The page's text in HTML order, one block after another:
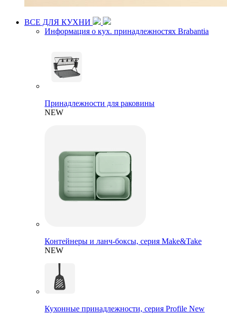
ВСЕ ДЛЯ КУХНИ
Информация о кух. принадлежностях Brabantia
Принадлежности для раковины
NEW
Контейнеры и ланч-боксы, серия Make&Take
NEW
Кухонные принадлежности, серия Profile New